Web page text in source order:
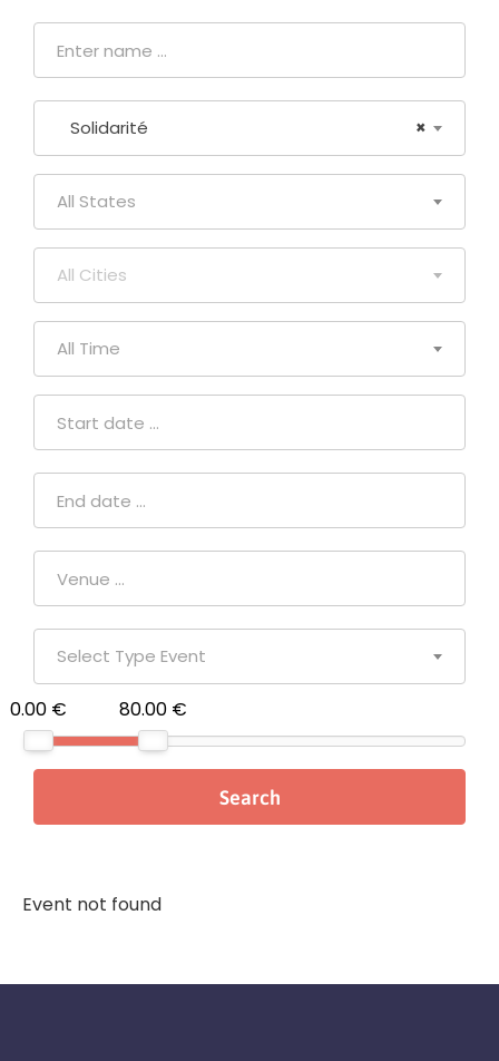
×
Solidarité
All States
All Cities
All Time
Select Type Event
0.00 € 80.00 €
Event not found